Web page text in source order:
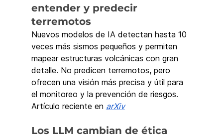
entender y predecir
terremotos
Nuevos modelos de IA detectan hasta 10
veces más sismos pequeños y permiten
mapear estructuras volcánicas con gran
detalle. No predicen terremotos, pero
ofrecen una visión más precisa y útil para
el monitoreo y la prevención de riesgos.
Artículo reciente en arXiv
Los LLM cambian de ética